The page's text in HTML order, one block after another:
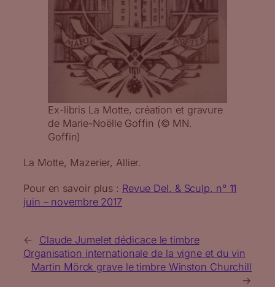
Ex-libris La Motte, création et gravure
de Marie-Noëlle Goffin (© MN.
Goffin)
La Motte, Mazerier, Allier.
Pour en savoir plus : Revue Del. & Sculp. n° 11
juin – novembre 2017
←
Claude Jumelet dédicace le timbre
Organisation internationale de la vigne et du vin
Martin Mörck grave le timbre Winston Churchill
→